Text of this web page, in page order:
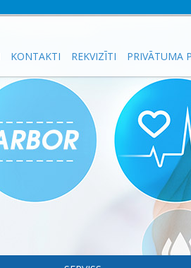
KONTAKTI REKVIZĪTI PRIVĀTUMA